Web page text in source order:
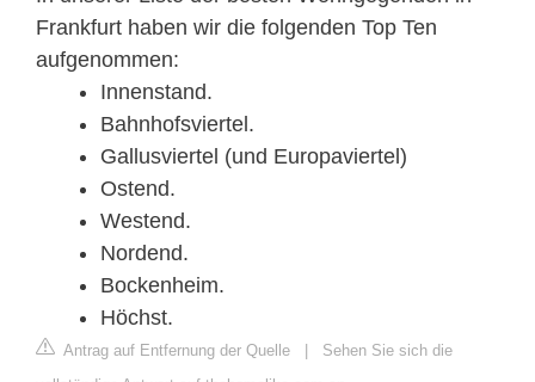
Frankfurt haben wir die folgenden Top Ten
aufgenommen:
Innenstand.
Bahnhofsviertel.
Gallusviertel (und Europaviertel)
Ostend.
Westend.
Nordend.
Bockenheim.
Höchst.
Antrag auf Entfernung der Quelle | Sehen Sie sich die